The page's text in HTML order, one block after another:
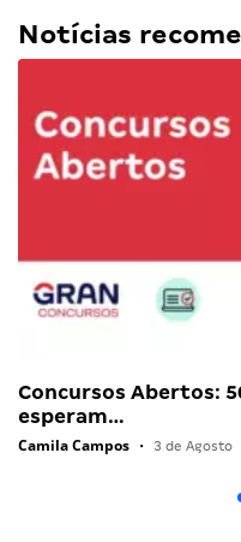
Notícias
Concursos Abertos:
esperam…
Camila Campos • 3 de Agosto